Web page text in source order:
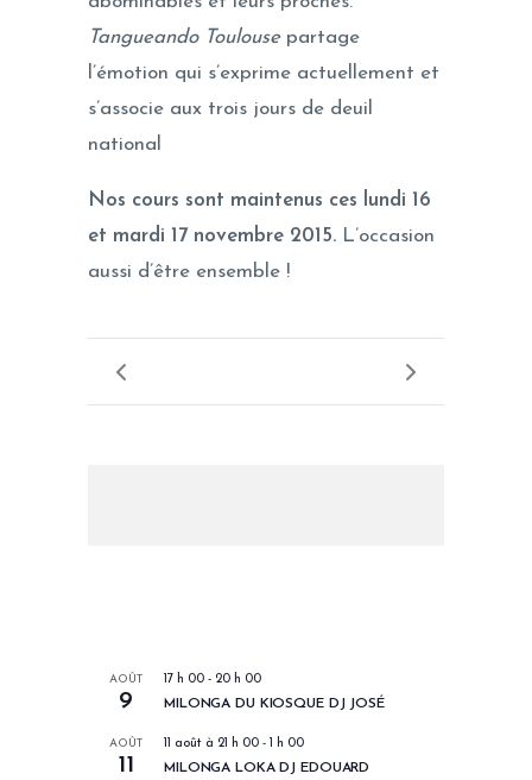
Tangueando Toulousepartage
l’émotion qui s’exprime actuellement et
s’associe aux trois jours de deuil
national
Nos cours sont maintenus ces lundi 16
et mardi 17 novembre 2015. L’occasion
aussi d’être ensemble !
AOÛT
9
17 h 00 - 20 h 00
MILONGA DU KIOSQUE DJ JOSÉ
AOÛT
11
11 août à 21 h 00 - 1 h 00
MILONGA LOKA DJ EDOUARD